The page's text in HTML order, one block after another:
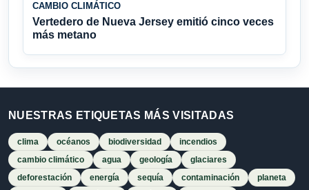
CAMBIO CLIMÁTICO
Vertedero de Nueva Jersey emitió cinco veces
más metano
NUESTRAS ETIQUETAS MÁS VISITADAS
clima océanos biodiversidad
incendios
cambio climático
agua geología
glaciares
deforestación
energía sequía contaminación
planeta